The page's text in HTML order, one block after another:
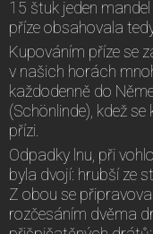
15 štuk jeden
příze obsahovala
Kupováním příze se
v našich horách
každodenně do
(Schönlinde), kdež
přízi.
Odpadky lnu, při
byla dvojí: hrubší ze
Z obou se
rozčesáním dvěma